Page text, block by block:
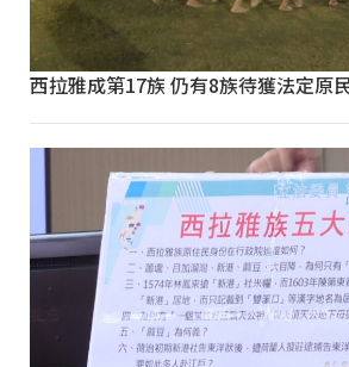
西拉雅成第17族 仍有8族待獲法定原